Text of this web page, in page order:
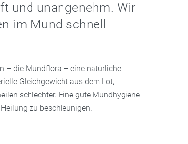
und unangenehm. Wir
im Mund schnell
– die Mundflora – eine natürliche
Gleichgewicht aus dem Lot,
schlechter. Eine gute Mundhygiene
zu beschleunigen.